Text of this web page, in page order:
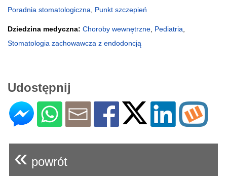
Poradnia stomatologiczna
Punkt szczepień
Dziedzina medyczna: Choroby wewnętrzne Pediatria
Stomatologia zachowawcza z endodoncją
Udostępnij
« powrót